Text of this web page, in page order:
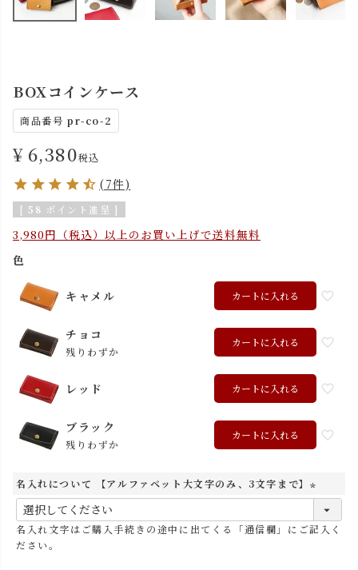
BOXコインケース
商品番号 pr-co-2
¥ 6,380税込
(7件)
[ 58 ポイント進呈 ]
3,980円（税込）以上のお買い上げで送料無料
色
キャメル カートに入れる
チョコ
残りわずか
カートに入れる
レッド カートに入れる
ブラック
残りわずか
カートに入れる
名入れについて 【アルファベット大文字のみ、3文字まで】
必
須
名入れ文字はご購入手続きの途中に出てくる「通信欄」にご記入く
ださい。